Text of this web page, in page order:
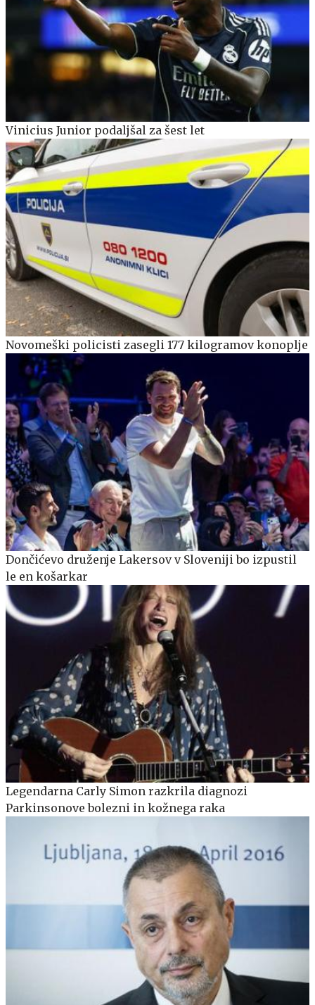
Vinicius Junior podaljšal za šest let
Novomeški policisti zasegli 177 kilogramov konoplje
Dončićevo druženje Lakersov v Sloveniji bo izpustil
le en košarkar
Legendarna Carly Simon razkrila diagnozi
Parkinsonove bolezni in kožnega raka